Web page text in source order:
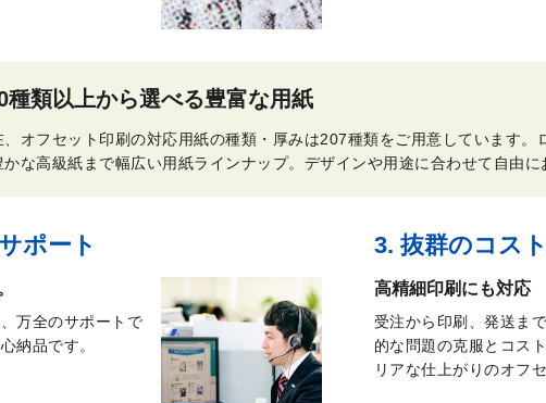
種類以上から選べる豊富な用紙
、オフセット印刷の対応用紙の種類・厚みは207種類をご用意しています
かな高級紙まで幅広い用紙ラインナップ。デザインや用途に合わせて自由に
ポート
万全のサポートで
納品です。
3. 抜群のコス
高精細印刷にも対応
受注から印刷、発送ま
的な問題の克服とコス
リアな仕上がりのオフ